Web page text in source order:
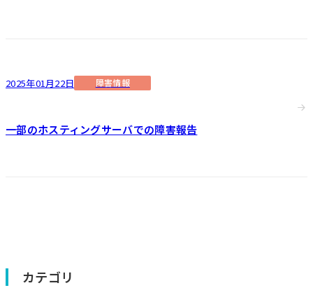
2025年01月22日 障害情報
一部のホスティングサーバでの障害報告
カテゴリ